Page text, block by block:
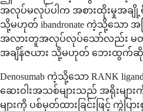
အလုပ်မလုပ်ပါက အစားထိုးမှုအချို့ရှိပ
သို့မဟုတ် ibandronate ကဲ့သို့သော အခြာ
အလားတူအလုပ်လုပ်သော်လည်း မ
အချိန်ဇယား သို့မဟုတ် ဘေးထွက်ဆိုး
Denosumab ကဲ့သို့သော RANK
ဆေးဝါးအသစ်များသည် အရိုးမျာ
များကို ပစ်မှတ်ထားခြင်းဖြင့် ကွဲပ